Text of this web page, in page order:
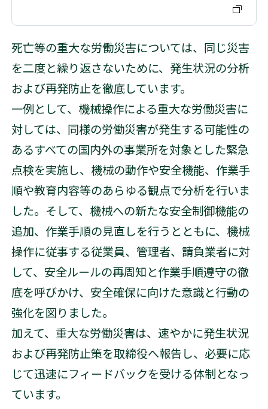
死亡等の重大な労働災害については、同じ災害
を二度と繰り返さないために、発生状況の分析
および再発防止を徹底しています。
一例として、機械操作による重大な労働災害に
対しては、同様の労働災害が発生する可能性の
あるすべての国内外の事業所を対象とした緊急
点検を実施し、機械の動作や安全機能、作業手
順や教育内容等のあらゆる観点で分析を行いま
した。そして、機械への新たな安全制御機能の
追加、作業手順の見直しを行うとともに、機械
操作に従事する従業員、管理者、請負業者に対
して、安全ルールの再周知と作業手順遵守の徹
底を呼びかけ、安全確保に向けた意識と行動の
強化を図りました。
加えて、重大な労働災害は、速やかに発生状況
および再発防止策を取締役へ報告し、必要に応
じて迅速にフィードバックを受ける体制となっ
ています。